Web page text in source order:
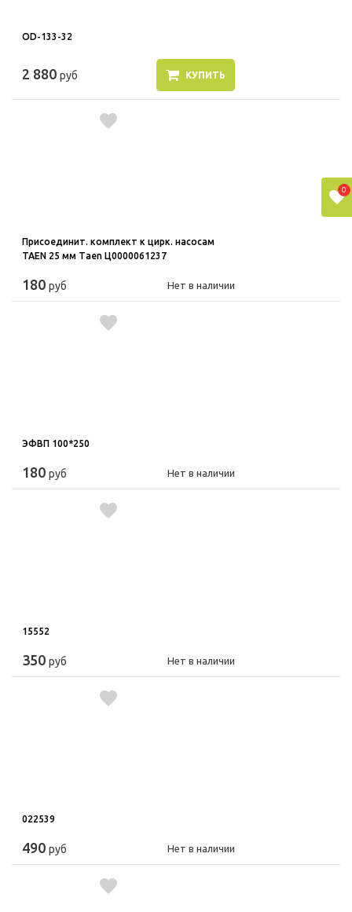
OD-133-32
2 880 руб КУПИТЬ
Присоединит. комплект к цирк. насосам
TAEN 25 мм Taen Ц0000061237
180 руб Нет в наличии
ЭФВП 100*250
180 руб Нет в наличии
15552
350 руб Нет в наличии
022539
490 руб Нет в наличии
0